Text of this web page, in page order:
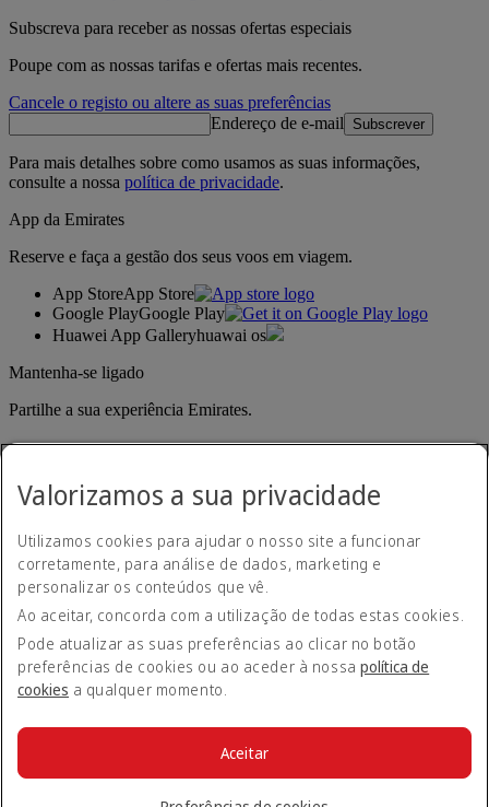
Subscreva para receber as nossas ofertas especiais
Poupe com as nossas tarifas e ofertas mais recentes.
Cancele o registo ou altere as suas preferências
Endereço de e-mail
Subscrever
Para mais detalhes sobre como usamos as suas informações,
consulte a nossa política de privacidade.
App da Emirates
Reserve e faça a gestão dos seus voos em viagem.
App StoreApp Store
Google PlayGoogle Play
Huawei App Galleryhuawai os
Mantenha-se ligado
Partilhe a sua experiência Emirates.
Declaração de acessibilidade
Contacte-nos
Política de privacidade
Termos e condições
Política de cookies
Cibersegurança
© 2026 The Emirates Group. Todos os direitos reservados.
Valorizamos a sua privacidade
Utilizamos cookies para ajudar o nosso site a funcionar
corretamente, para análise de dados, marketing e
personalizar os conteúdos que vê.
Ao aceitar, concorda com a utilização de todas estas cookies.
Pode atualizar as suas preferências ao clicar no botão
preferências de cookies ou ao aceder à nossapolítica de
cookies a qualquer momento.
Aceitar